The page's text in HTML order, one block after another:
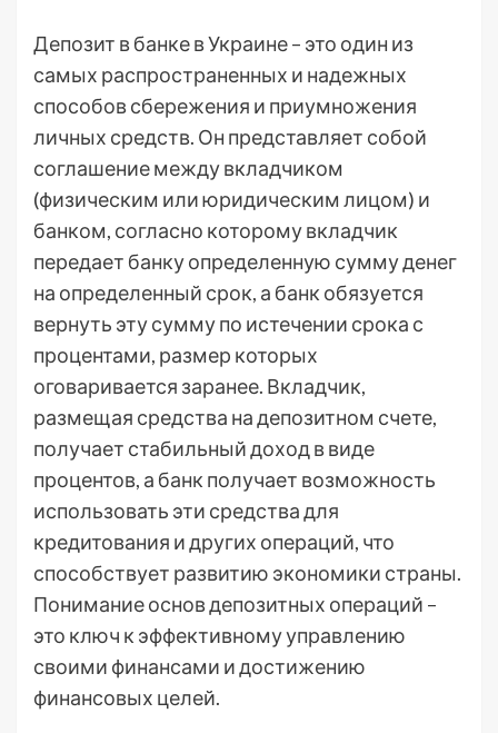
Депозит в банке в Украине – это один из
самых распространенных и надежных
способов сбережения и приумножения
личных средств. Он представляет собой
соглашение между вкладчиком
(физическим или юридическим лицом) и
банком, согласно которому вкладчик
передает банку определенную сумму денег
на определенный срок, а банк обязуется
вернуть эту сумму по истечении срока с
процентами, размер которых
оговаривается заранее. Вкладчик,
размещая средства на депозитном счете,
получает стабильный доход в виде
процентов, а банк получает возможность
использовать эти средства для
кредитования и других операций, что
способствует развитию экономики страны.
Понимание основ депозитных операций –
это ключ к эффективному управлению
своими финансами и достижению
финансовых целей.